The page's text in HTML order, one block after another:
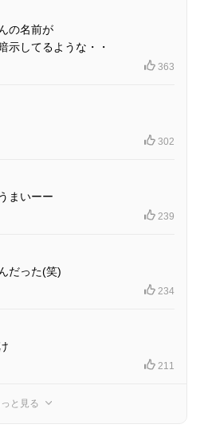
の名前が
してるような・・
363
302
まいーー
239
だった(笑)
234
211
っと見る